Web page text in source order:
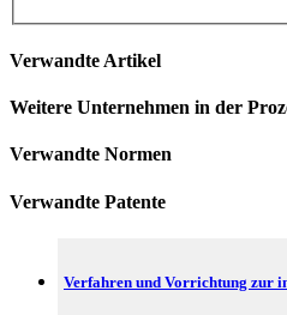
Verwandte Artikel
Weitere Unternehmen in der
Verwandte Normen
Verwandte Patente
Verfahren und Vorrichtung zur